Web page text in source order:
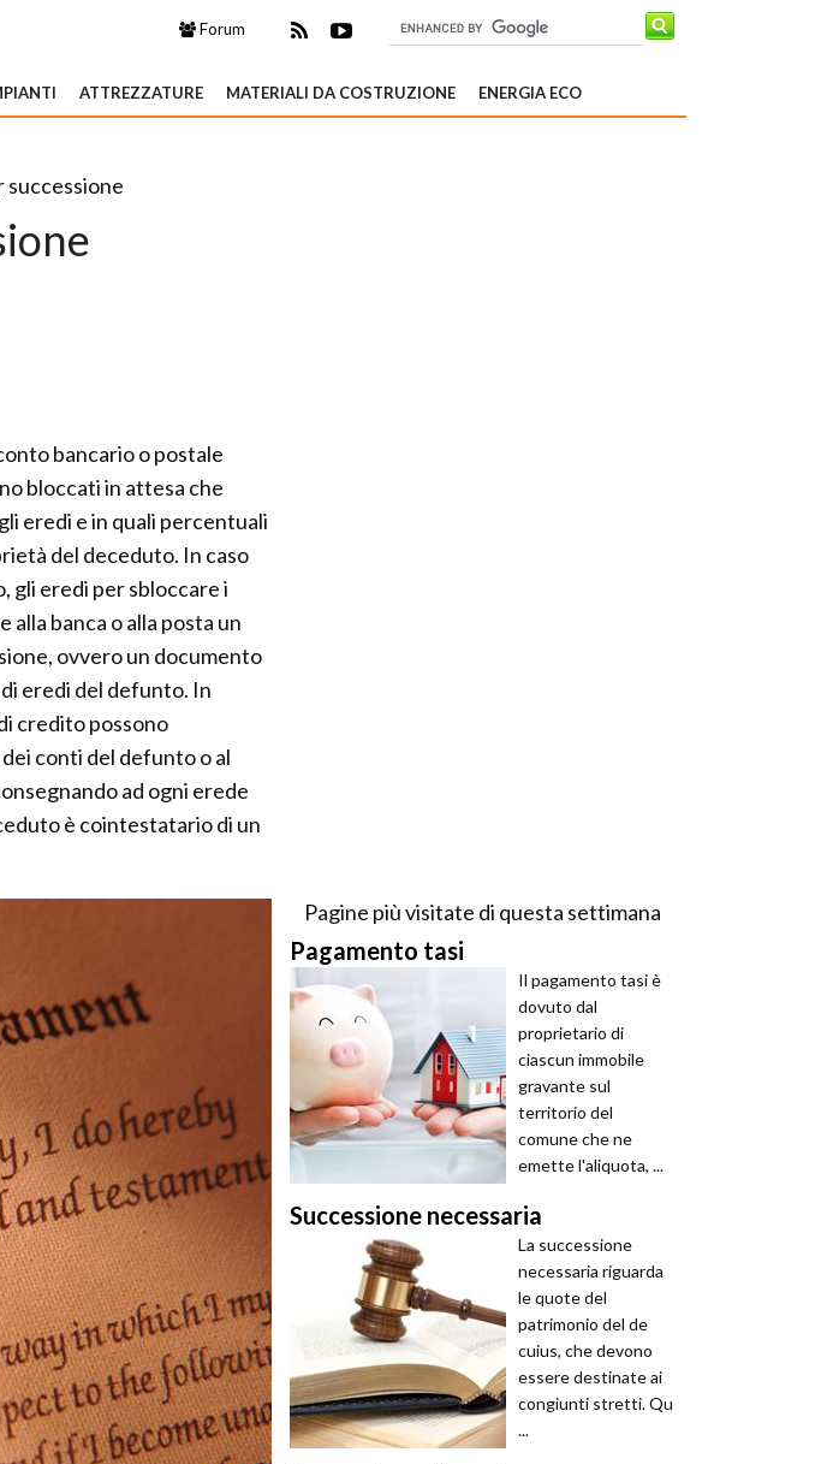
Forum
ATTREZZATURE MATERIALI DA COSTRUZIONE ENERGIA ECO
successione
bancario o postale
bloccati in attesa che
eredi e in quali percentuali
del deceduto. In caso
gli eredi per sbloccare i
banca o alla posta un
ovvero un documento
eredi del defunto. In
credito possono
conti del defunto o al
ad ogni erede
è cointestatario di un
Pagine più visitate di questa settimana
Pagamento tasi
Il pagamento tasi è
dovuto dal
proprietario di
ciascun immobile
gravante sul
territorio del
comune che ne
emette l'aliquota, ...
Successione necessaria
La successione
necessaria riguarda
le quote del
patrimonio del de
cuius, che devono
essere destinate ai
congiunti stretti. Qu
...